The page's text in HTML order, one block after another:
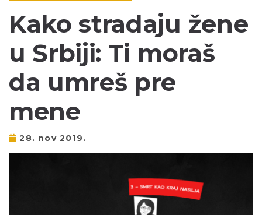
Kako stradaju žene
u Srbiji: Ti moraš
da umreš pre
mene
28. nov 2019.